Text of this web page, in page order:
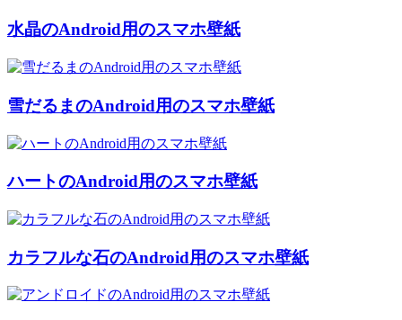
水晶のAndroid用のスマホ壁紙
雪だるまのAndroid用のスマホ壁紙
ハートのAndroid用のスマホ壁紙
カラフルな石のAndroid用のスマホ壁紙